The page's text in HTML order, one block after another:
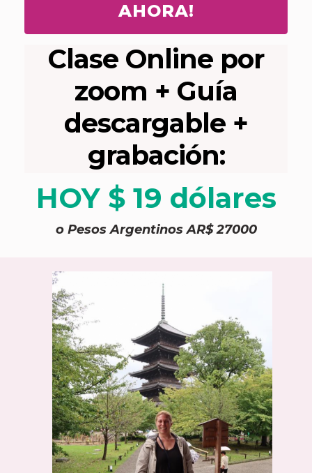
AHORA!
Clase Online por
zoom + Guía
descargable +
grabación:
HOY $ 19 dólares
o Pesos Argentinos AR$ 27000